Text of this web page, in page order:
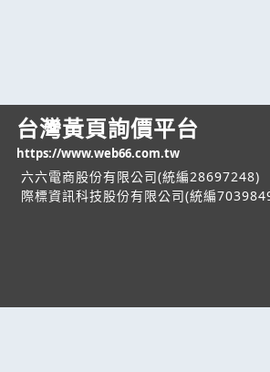
台灣黃頁詢價平台
https://www.web66.com.tw
六六電商股份有限公司(統編28697248)
際標資訊科技股份有限公司(統編